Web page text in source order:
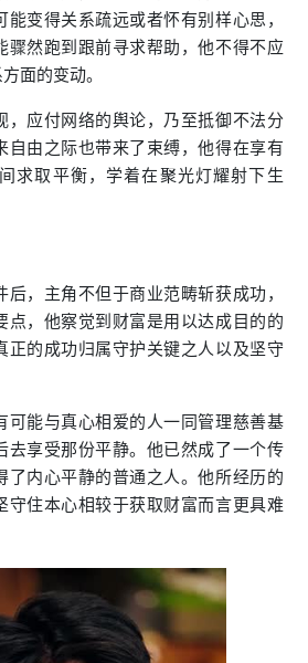
变得关系疏远或者怀有别样心思，
骤然跑到跟前寻求帮助，他不得不应
面的变动。
，应付网络的舆论，乃至抵御不法分
自由之际也带来了束缚，他得在享有
求取平衡，学着在聚光灯耀射下生
，主角不但于商业范畴斩获成功，
点，他察觉到财富是用以达成目的的
正的成功归属守护关键之人以及坚守
可能与真心相爱的人一同管理慈善基
去享受那份平静。他已然成了一个传
了内心平静的普通之人。他所经历的
守住本心相较于获取财富而言更具难